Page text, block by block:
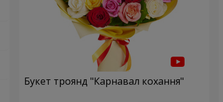
Букет троянд "Карнавал кохання"